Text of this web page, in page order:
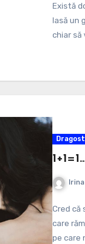
Există
lasă un
chiar să
Irina
Cred că
care
pe care